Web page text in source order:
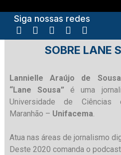
Siga nossas redes
SOBRE LANE
Lannielle Araújo de Sousa
“Lane Sousa” é uma
Universidade de Ciências
Maranhão – Unifacema.
Atua nas áreas de jornalismo
Deste 2020 comanda o